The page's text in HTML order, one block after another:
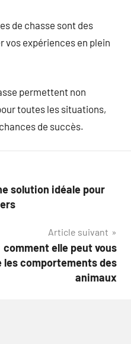
de chasse sont des
vos expériences en plein
permettent non
toutes les situations,
de succès.
solution idéale pour
Article suivant
elle peut vous
les comportements des
animaux